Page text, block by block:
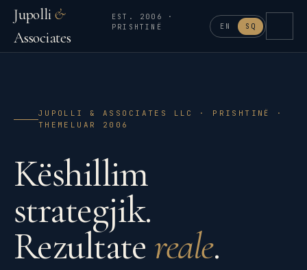
Jupolli&
Associates
EST. 2006 ·
PRISHTINË
EN SQ
JUPOLLI & ASSOCIATES LLC · PRISHTINË ·
THEMELUAR 2006
Këshillim
strategjik.
Rezultate reale.